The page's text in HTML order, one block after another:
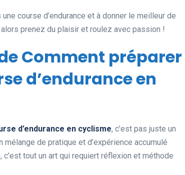
course d’endurance et à donner le meilleur de
prenez du plaisir et roulez avec passion !
Comment préparer
d’endurance en
d’endurance en cyclisme, c’est pas juste un
mélange de pratique et d’expérience accumulé
tout un art qui requiert réflexion et méthode